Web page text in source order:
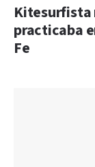
Kitesurfista
practicaba
Fe